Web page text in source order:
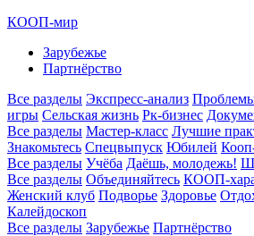
КООП-мир
Зарубежье
Партнёрство
Все разделы Экспресс-анализ
игры Сельская жизнь Рк-бизнес
Все разделы Мастер-класс Лучшие
Знакомьтесь Спецвыпуск Юбилей
Все разделы Учёба Даёшь, молодежь!
Все разделы Объединяйтесь КООП-
Женский клуб Подворье Здоровье
Калейдоскоп
Все разделы Зарубежье Партнёрство